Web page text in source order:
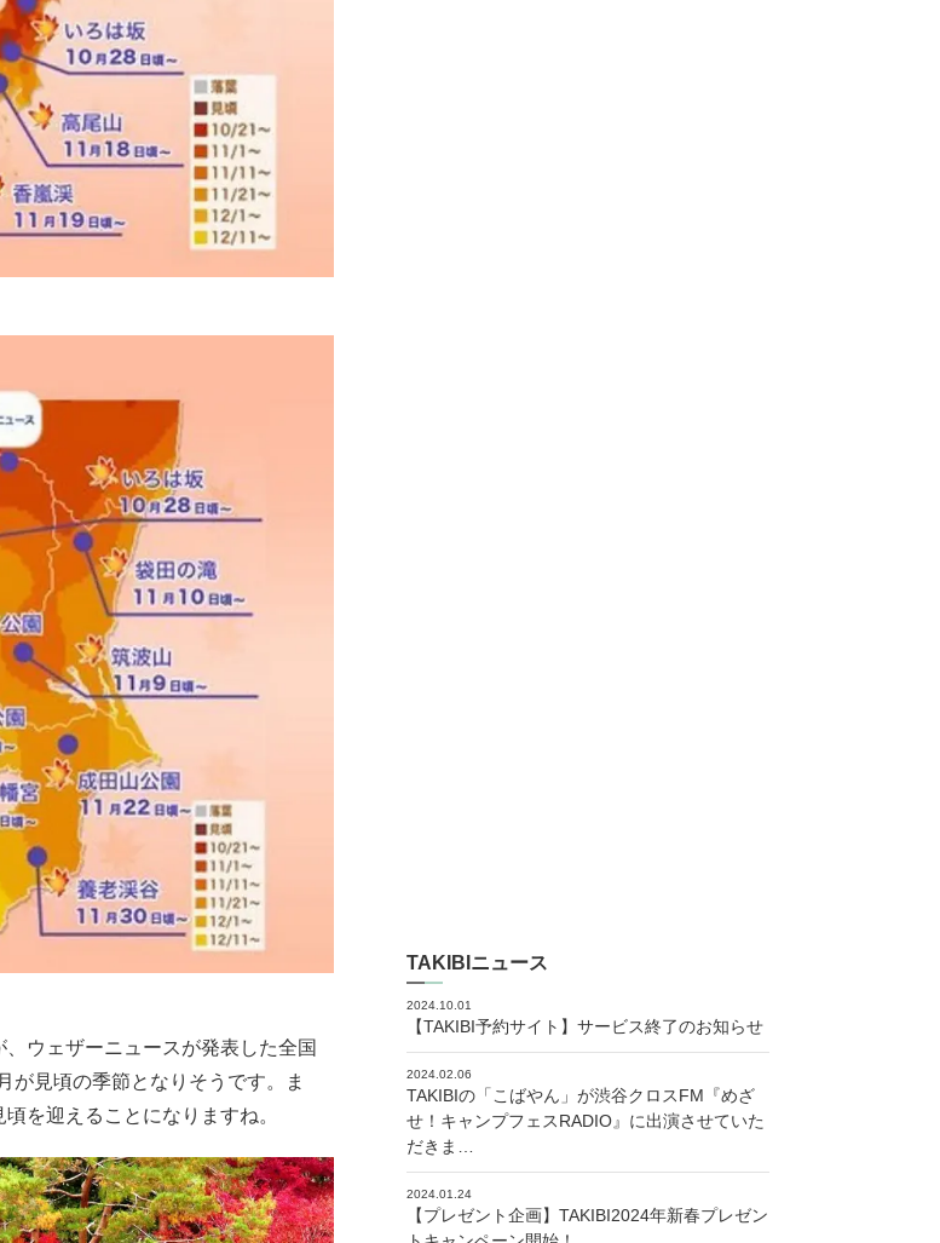
ウェザーニュースが発表した全国
が見頃の季節となりそうです。ま
を迎えることになりますね。
TAKIBIニュース
2024.10.01
【TAKIBI予約サイト】サービス終了のお知らせ
2024.02.06
TAKIBIの「こばやん」が渋谷クロスFM『めざ
せ！キャンプフェスRADIO』に出演させていた
だきま…
2024.01.24
【プレゼント企画】TAKIBI2024年新春プレゼン